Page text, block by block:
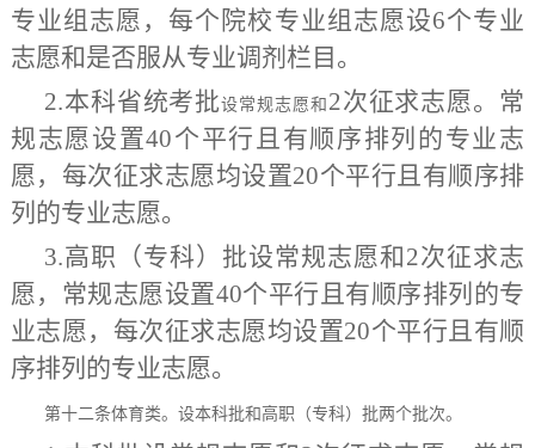
专业组志愿，每个院校专业组志愿设6个专业
志愿和是否服从专业调剂栏目。
2.本科省统考批设常规志愿和 2次征求志愿。常
规志愿设置40个平行且有顺序排列的专业志
愿，每次征求志愿均设置20个平行且有顺序排
列的专业志愿。
3.高职（专科）批设常规志愿和2次征求志
愿，常规志愿设置40个平行且有顺序排列的专
业志愿，每次征求志愿均设置20个平行且有顺
序排列的专业志愿。
第十二条体育类。设本科批和高职（专科）批两个批次。